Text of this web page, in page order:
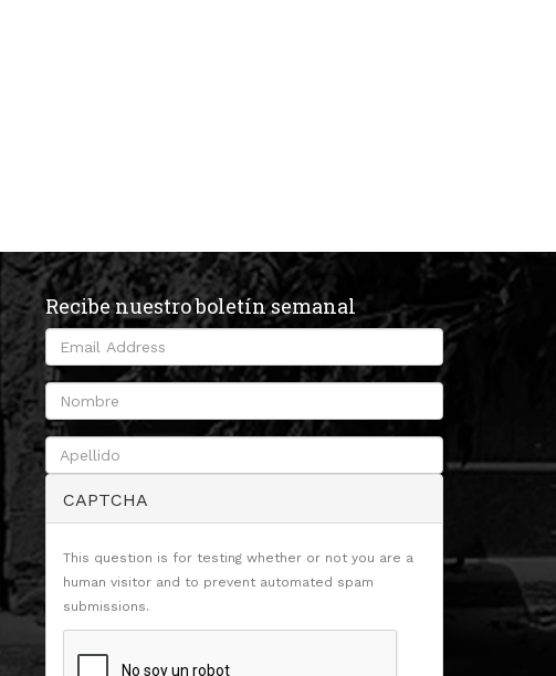
Recibe nuestro boletín semanal
CAPTCHA
This question is for testing whether or not you are a
human visitor and to prevent automated spam
submissions.